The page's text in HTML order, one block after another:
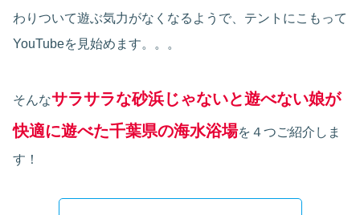
わりついて遊ぶ気力がなくなるようで、テントにこもって
YouTubeを見始めます。。。
そんなサラサラな砂浜じゃないと遊べない娘が
快適に遊べた千葉県の海水浴場を４つご紹介しま
す！